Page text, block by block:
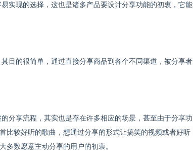
实现的选择，这也是诸多产品要设计分享功能的初衷，它能
目的很简单，通过直接分享商品到各个不同渠道，被分享者
分享流程，其实也是存在许多相应的场景，甚至由于分享功
比较好听的歌曲，想通过分享的形式让搞笑的视频或者好听
多数愿意主动分享的用户的初衷。